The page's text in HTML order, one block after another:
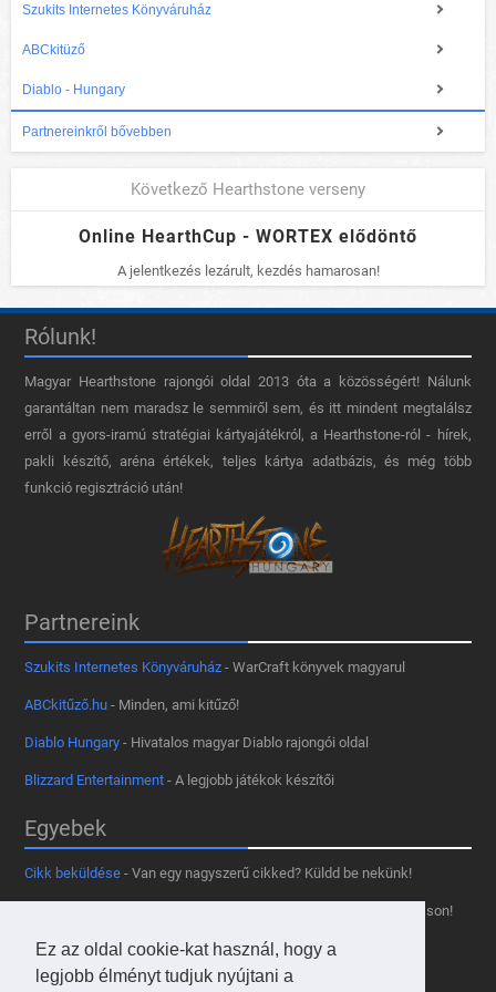
Ez az oldal cookie-kat használ, hogy a
legjobb élményt tudjuk nyújtani a
Szukits Internetes Könyváruház
ABCkitüző
Diablo - Hungary
Partnereinkről bővebben
Következő Hearthstone verseny
Online HearthCup - WORTEX elődöntő
A jelentkezés lezárult, kezdés hamarosan!
Rólunk!
Magyar Hearthstone​ rajongói oldal 2013 óta a közösségért! Nálunk
garantáltan nem maradsz le semmiről sem, és itt mindent megtalálsz
erről a gyors-iramú stratégiai kártyajátékról, a Hearthstone-ról - hírek,
pakli készítő, aréna értékek, teljes kártya adatbázis, és még több
funkció regisztráció után!
Partnereink
Szukits Internetes Könyváruház - WarCraft könyvek magyarul
ABCkitűző.hu - Minden, ami kitűző!
Diablo Hungary - Hivatalos magyar Diablo rajongói oldal
Blizzard Entertainment - A legjobb játékok készítői
Egyebek
Cikk beküldése - Van egy nagyszerű cikked? Küldd be nekünk!
- Tetszik az oldal? Segíts, hogy fennmaradhasson!
Kapcsolat, médiaajánlat- Lépj velünk kapcsolatba!
Használd a tooltipünket- A saját oldaladon is!